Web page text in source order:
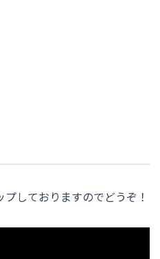
しておりますのでどうぞ！